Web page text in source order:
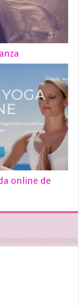
online de